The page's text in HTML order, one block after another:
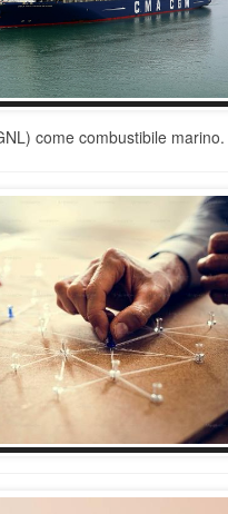
come combustibile marino.